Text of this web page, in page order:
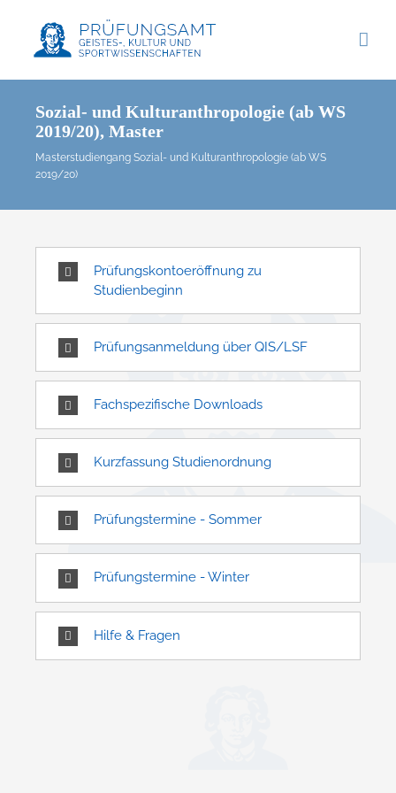
springen
Sozial- und Kulturanthropologie (ab WS
2019/20), Master
Masterstudiengang Sozial- und Kulturanthropologie (ab WS
2019/20)
Prüfungskontoeröffnung zu
Studienbeginn
Prüfungsanmeldung über QIS/LSF
Fachspezifische Downloads
Kurzfassung Studienordnung
Prüfungstermine - Sommer
Prüfungstermine - Winter
Hilfe & Fragen